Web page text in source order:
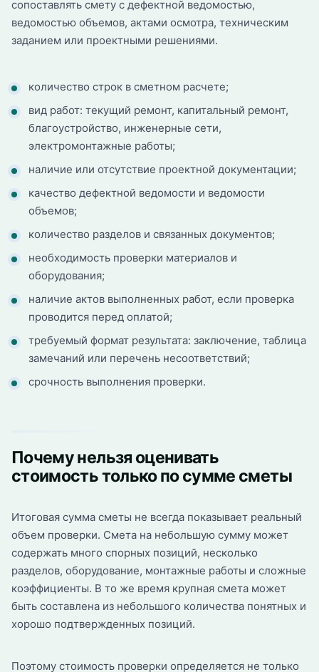
сопоставлять смету с дефектной ведомостью,
ведомостью объемов, актами осмотра, техническим
заданием или проектными решениями.
количество строк в сметном расчете;
вид работ: текущий ремонт, капитальный ремонт,
благоустройство, инженерные сети,
электромонтажные работы;
наличие или отсутствие проектной документации;
качество дефектной ведомости и ведомости
объемов;
количество разделов и связанных документов;
необходимость проверки материалов и
оборудования;
наличие актов выполненных работ, если проверка
проводится перед оплатой;
требуемый формат результата: заключение, таблица
замечаний или перечень несоответствий;
срочность выполнения проверки.
Почему нельзя оценивать
стоимость только по сумме сметы
Итоговая сумма сметы не всегда показывает реальный
объем проверки. Смета на небольшую сумму может
содержать много спорных позиций, несколько
разделов, оборудование, монтажные работы и сложные
коэффициенты. В то же время крупная смета может
быть составлена из небольшого количества понятных и
хорошо подтвержденных позиций.
Поэтому стоимость проверки определяется не только